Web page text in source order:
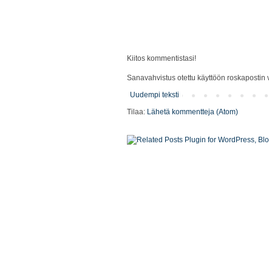
Kiitos kommentistasi!
Sanavahvistus otettu käyttöön roskapostin
Uudempi teksti
Tilaa: Lähetä kommentteja (Atom)